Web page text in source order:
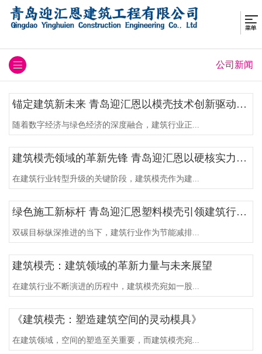
公司新闻
锚定建筑新未来 青岛迎汇恩以模壳技术创新驱动行业可持续发展
随着数字经济与绿色经济的深度融合，建筑行业正...
建筑模壳领域的革新先锋 青岛迎汇恩以硬核实力助推行业高质量发展
在建筑行业转型升级的关键阶段，建筑模壳作为建...
绿色施工新标杆 青岛迎汇恩塑料模壳引领建筑行业低碳转型
双碳目标纵深推进的当下，建筑行业作为节能减排...
建筑模壳：建筑领域的革新力量与未来展望
在建筑行业不断演进的历程中，建筑模壳宛如一股...
《建筑模壳：塑造建筑空间的灵动模具》
在建筑领域，空间的塑造至关重要，而建筑模壳宛...